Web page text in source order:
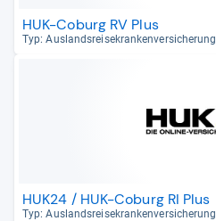
HUK-Coburg RV Plus
Typ: Aus­lands­rei­se­kran­ken­ver­si­che­rung
HUK24 / HUK-Coburg RI Plus
Typ: Aus­lands­rei­se­kran­ken­ver­si­che­rung